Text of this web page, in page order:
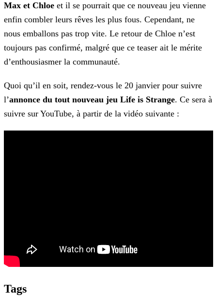
Max et Chloe et il se pourrait que ce nouveau jeu vienne
enfin combler leurs rêves les plus fous. Cependant, ne
nous emballons pas trop vite. Le retour de Chloe n’est
toujours pas confirmé, malgré que ce teaser ait le mérite
d’enthousiasmer la communauté.
Quoi qu’il en soit, rendez-vous le 20 janvier pour suivre
l’annonce du tout nouveau jeu Life is Strange. Ce sera à
suivre sur YouTube, à partir de la vidéo suivante :
Tags